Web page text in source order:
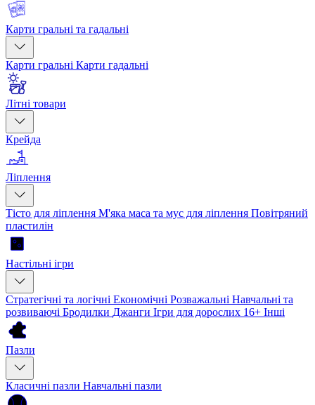
Карти гральні та гадальні
Карти гральні Карти гадальні
Літні товари
Крейда
Ліплення
Тісто для ліплення М'яка маса та мус для ліплення Повітряний
пластилін
Настільні ігри
Стратегічні та логічні Економічні Розважальні Навчальні та
розвиваючі Бродилки Джанги Ігри для дорослих 16+ Інші
Пазли
Класичні пазли Навчальні пазли